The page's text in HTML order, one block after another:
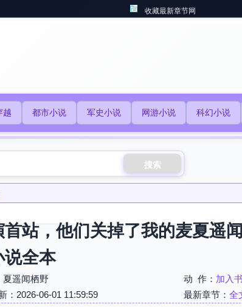
收藏最新章节网
越 都市小说 军史小说 网游小说 科幻小说
搜索
首站，他们关掉了我的麦夏遥
说全本
遥闻栖野 动 作： 加入
：2026-06-01 11:59:59
最新章节： 全